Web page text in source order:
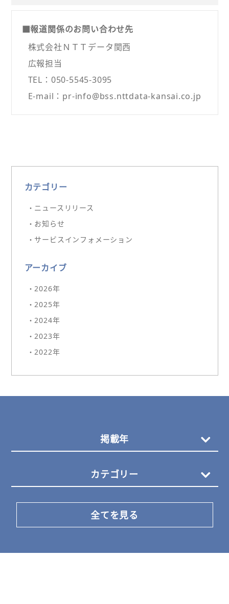
■報道関係のお問い合わせ先
株式会社ＮＴＴデータ関西
広報担当
TEL：050-5545-3095
E-mail：pr-info@bss.nttdata-kansai.co.jp
カテゴリー
・ニュースリリース
・お知らせ
・サービスインフォメーション
アーカイブ
・2026年
・2025年
・2024年
・2023年
・2022年
掲載年
カテゴリー
全てを見る